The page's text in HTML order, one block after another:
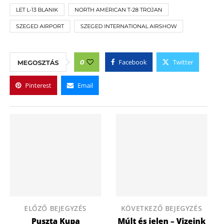
LET L-13 BLANIK NORTH AMERICAN T-28 TROJAN
SZEGED AIRPORT SZEGED INTERNATIONAL AIRSHOW
MEGOSZTÁS 0 Facebook Twitter
Pinterest Email
ELŐZŐ BEJEGYZÉS
Puszta Kupa
KÖVETKEZŐ BEJEGYZÉS
Múlt és jelen – Vizeink